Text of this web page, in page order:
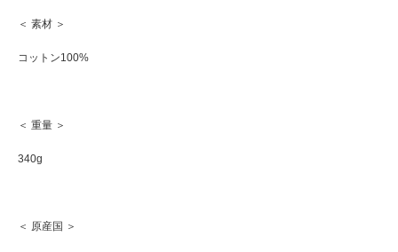
＜ 素材 ＞
コットン100%
＜ 重量 ＞
340g
＜ 原産国 ＞